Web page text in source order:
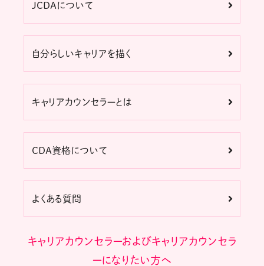
JCDAについて
自分らしいキャリアを描く
キャリアカウンセラーとは
CDA資格について
よくある質問
キャリアカウンセラーおよびキャリアカウンセラ
ーになりたい方へ